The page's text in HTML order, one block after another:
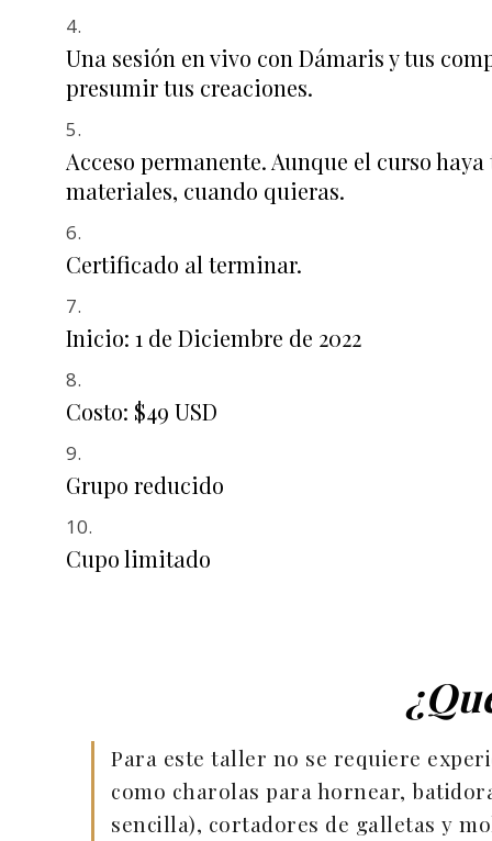
Una sesión en vivo con Dámaris y tus
presumir tus creaciones.
Acceso permanente. Aunque el curso
materiales, cuando quieras.
Certificado al terminar.
Inicio: 1 de Diciembre de 2022
Costo: $49 USD
Grupo reducido
Cupo limitado
Para este taller no se requiere
como charolas para hornear,
sencilla), cortadores de galletas y